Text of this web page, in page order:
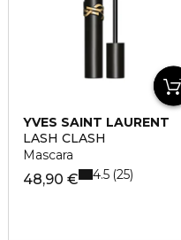
YVES SAINT LAURENT
LASH CLASH
Mascara
48,90 € 4.5 25